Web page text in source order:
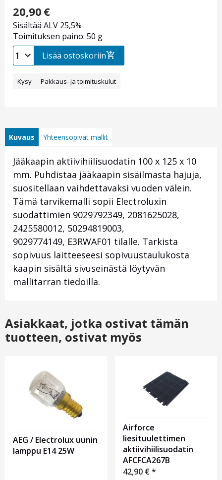
20,90 €
Sisältää ALV 25,5%
Toimituksen paino: 50 g
Lisää ostoskoriin
Kysy Pakkaus- ja toimituskulut
Kuvaus Yhteensopivat mallit
Jääkaapin aktiivihiilisuodatin 100 x 125 x 10
mm. Puhdistaa jääkaapin sisäilmasta hajuja,
suositellaan vaihdettavaksi vuoden välein.
Tämä tarvikemalli sopii Electroluxin
suodattimien 9029792349, 2081625028,
2425580012, 50294819003,
9029774149, E3RWAF01 tilalle. Tarkista
sopivuus laitteeseesi sopivuustaulukosta
kaapin sisältä sivuseinästä löytyvän
mallitarran tiedoilla.
Asiakkaat, jotka ostivat tämän
tuotteen, ostivat myös
AEG / Electrolux uunin
lamppu E14 25W
Airforce
liesituulettimen
aktiivihiilisuodatin
AFCFCA267B
42,90 €*